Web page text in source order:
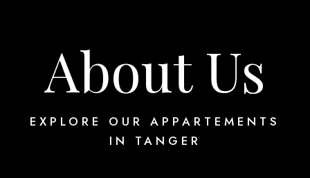
About Us
EXPLORE OUR APPARTEMENTS
IN TANGER